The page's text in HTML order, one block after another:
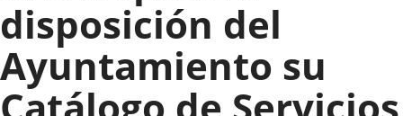
disposición del
Ayuntamiento su